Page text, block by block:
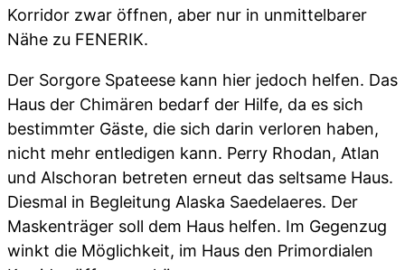
Korridor zwar öffnen, aber nur in unmittelbarer
Nähe zu FENERIK.
Der Sorgore Spateese kann hier jedoch helfen. Das
Haus der Chimären bedarf der Hilfe, da es sich
bestimmter Gäste, die sich darin verloren haben,
nicht mehr entledigen kann. Perry Rhodan, Atlan
und Alschoran betreten erneut das seltsame Haus.
Diesmal in Begleitung Alaska Saedelaeres. Der
Maskenträger soll dem Haus helfen. Im Gegenzug
winkt die Möglichkeit, im Haus den Primordialen